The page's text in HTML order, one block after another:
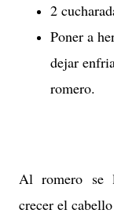
2
Poner a
dejar
romero.
Al romero se
crecer el